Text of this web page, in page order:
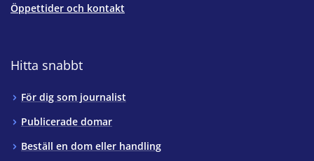
Öppettider och kontakt
Hitta snabbt
För dig som journalist
Publicerade domar
Beställ en dom eller handling